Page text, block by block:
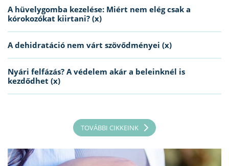
A hüvelygomba kezelése: Miért nem elég csak a
kórokozókat kiirtani? (x)
A dehidratáció nem várt szövődményei (x)
Nyári felfázás? A védelem akár a beleinknél is
kezdődhet (x)
TOVÁBBI CIKKEINK